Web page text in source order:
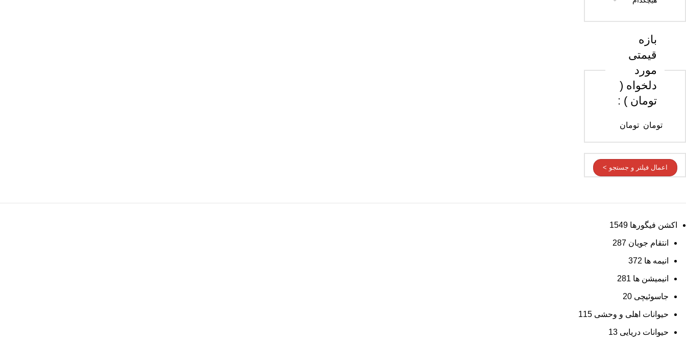
بازه
قیمتی
مورد
دلخواه (
تومان ) :
تومان تومان
اعمال فیلتر و جستجو >
اکشن فیگورها 1549
انتقام جویان 287
انیمه ها 372
انیمیشن ها 281
جاسوئیچی 20
حیوانات اهلی و وحشی 115
حیوانات دریایی 13